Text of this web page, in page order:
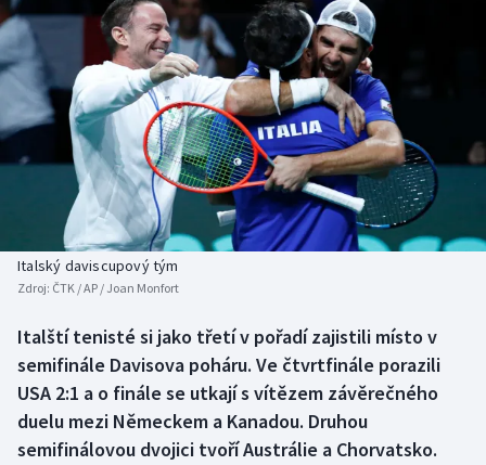
DALŠÍ SPORTY
Americký fotbal
Baseball a softbal
Basketbal
Biatlon
Box
Curling
NEPŘEHLÉDNĚTE
Soutěže
Historické návraty
Aplikace ČT sport
Italský daviscupový tým
Zdroj: ČTK / AP / Joan Monfort
Italští tenisté si jako třetí v pořadí zajistili místo v
semifinále Davisova poháru. Ve čtvrtfinále porazili
USA 2:1 a o finále se utkají s vítězem závěrečného
duelu mezi Německem a Kanadou. Druhou
semifinálovou dvojici tvoří Austrálie a Chorvatsko.